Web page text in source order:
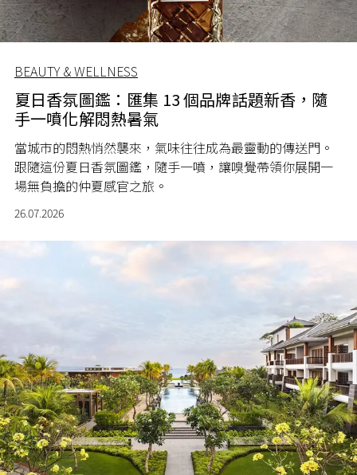
BEAUTY & WELLNESS
夏日香氛圖鑑：匯集 13 個品牌話題新香，隨
手一噴化解悶熱暑氣
當城市的悶熱悄然襲來，氣味往往成為最靈動的傳送門。
跟隨這份夏日香氛圖鑑，隨手一噴，讓嗅覺帶領你展開一
場無負擔的仲夏感官之旅。
26.07.2026